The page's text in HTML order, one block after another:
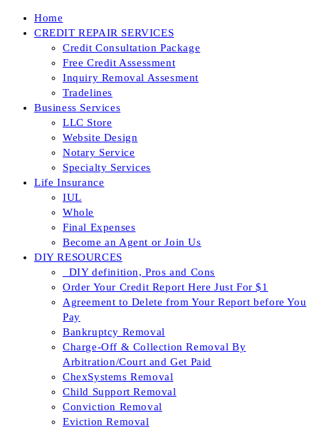
Skip
Home
CREDIT REPAIR SERVICES
Credit Consultation Package
Free Credit Assessment
Inquiry Removal Assesment
Tradelines
Business Services
LLC Store
Website Design
Notary Service
Specialty Services
Life Insurance
IUL
Whole
Final Expenses
Become an Agent or Join Us
DIY RESOURCES
_DIY definition, Pros and Cons
Order Your Credit Report Here Just For $1
Agreement to Delete from Your Report before You
Pay
Bankruptcy Removal
Charge-Off & Collection Removal By
Arbitration/Court and Get Paid
ChexSystems Removal
Child Support Removal
Conviction Removal
Eviction Removal